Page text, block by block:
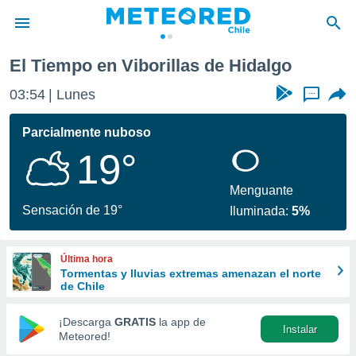
de
por
se
calidad.
a este
las
y
forma
digital
basada
El Tiempo en Viborillas de Hidalgo
03:54 Lunes ...
Parcialmente nuboso
19°
Sensación de 19°
Menguante
Iluminada:5%
Última hora
Tormentas y lluvias extremas amenazan el norte
de Chile
¡Descarga GRATIS la app de
Meteored!
Instalar